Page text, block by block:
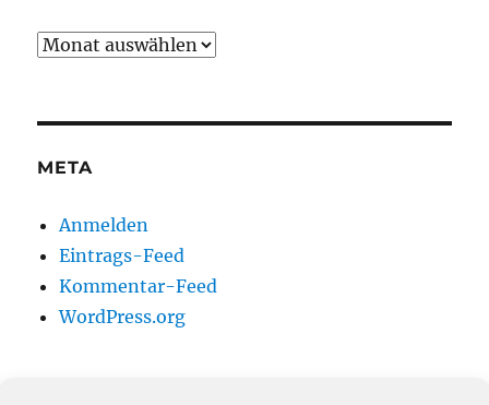
Archiv
META
Anmelden
Eintrags-Feed
Kommentar-Feed
WordPress.org